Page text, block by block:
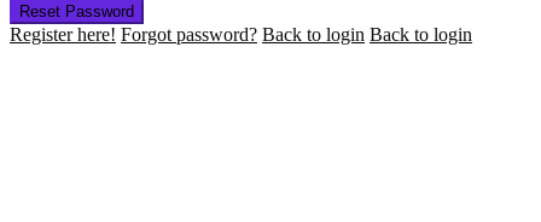
Reset Password
Register here! Forgot password? Back to login Back to login